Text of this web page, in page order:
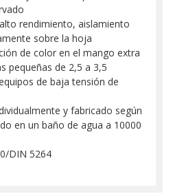
rendimiento, aislamiento
sobre la hoja
de color en el mango extra
pequeñas de 2,5 a 3,5
de baja tensión de
y fabricado según
en un baño de agua a 10000
DIN 5264